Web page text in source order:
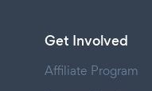
Get Involved
Affiliate Program